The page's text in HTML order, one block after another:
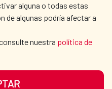
alguna o todas estas
de algunas podría afectar a
nuestra política de